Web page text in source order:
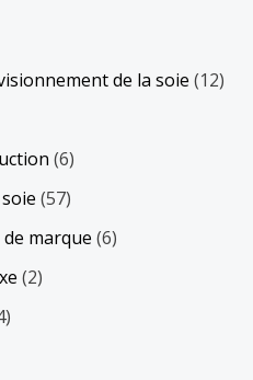
de la soie (12)
(6)
(57)
marque (6)
(2)